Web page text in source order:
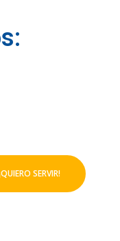
SERVIR!